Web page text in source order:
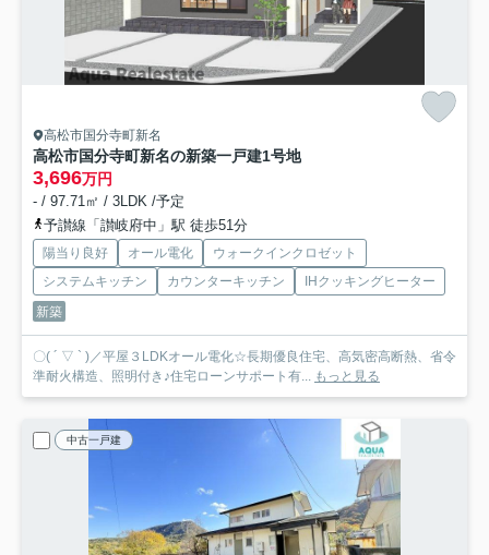
高松市国分寺町新名
高松市国分寺町新名の新築一戸建1号地
3,696万円
- / 97.71㎡ / 3LDK /予定
予讃線「讃岐府中」駅 徒歩51分
陽当り良好 オール電化
ウォークインクロゼット
システムキッチン
カウンターキッチン
IHクッキングヒーター
新築
〇( ´ ▽ ` )／平屋３LDKオール電化☆長期優良住宅、高気密高断熱、省令
準耐火構造、照明付き♪住宅ローンサポート有... もっと見る
中古一戸建